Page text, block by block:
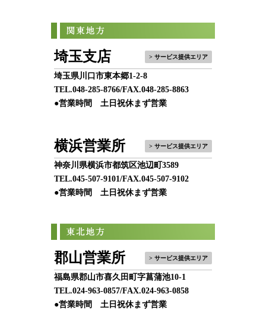
埼玉支店 > サービス提供エリア
埼玉県川口市東本郷1-2-8
TEL.048-285-8766/FAX.048-285-8863
●営業時間 土日祝休まず営業
横浜営業所 > サービス提供エリア
神奈川県横浜市都筑区池辺町3589
TEL.045-507-9101/FAX.045-507-9102
●営業時間 土日祝休まず営業
郡山営業所 > サービス提供エリア
福島県郡山市喜久田町字菖蒲池10-1
TEL.024-963-0857/FAX.024-963-0858
●営業時間 土日祝休まず営業